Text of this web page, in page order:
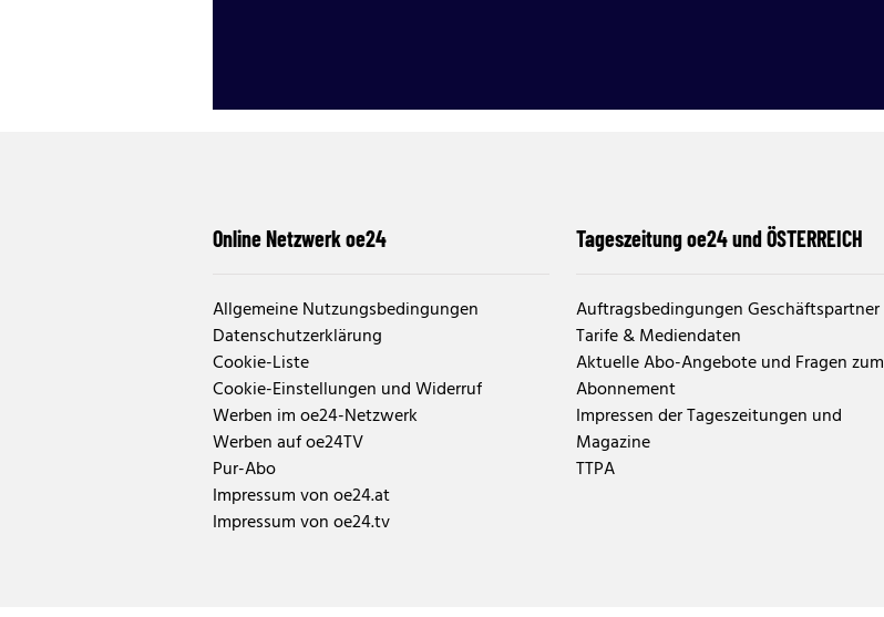
Online Netzwerk oe24
Allgemeine Nutzungsbedingungen
Datenschutzerklärung
Cookie-Liste
Cookie-Einstellungen und Widerruf
Werben im oe24-Netzwerk
Werben auf oe24TV
Pur-Abo
Impressum von oe24.at
Impressum von oe24.tv
Tageszeitung oe24 und ÖSTERREICH
Auftragsbedingungen Geschäftspartner
Tarife & Mediendaten
Aktuelle Abo-Angebote und Fragen zum
Abonnement
Impressen der Tageszeitungen und
Magazine
TTPA